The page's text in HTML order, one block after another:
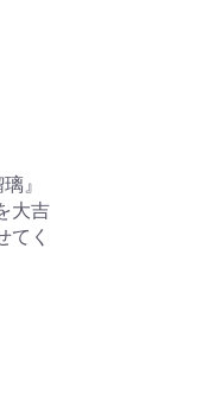
』
大吉
てく